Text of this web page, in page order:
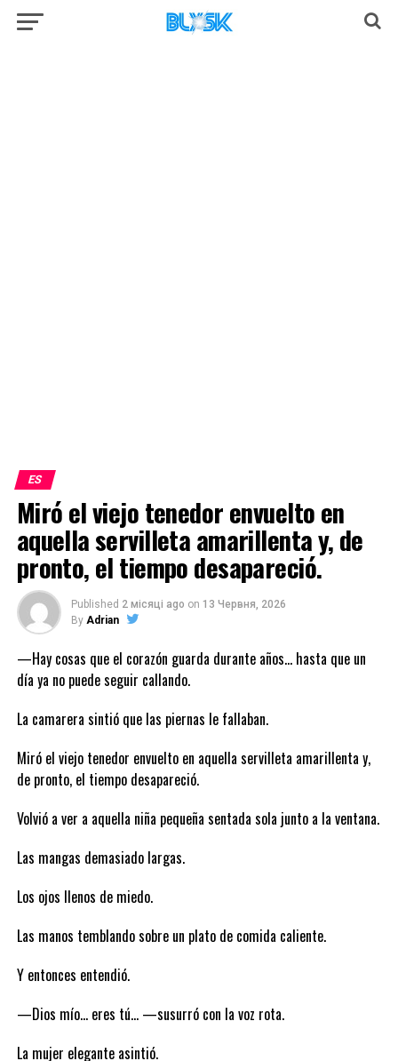
ES
Miró el viejo tenedor envuelto en
aquella servilleta amarillenta y, de
pronto, el tiempo desapareció.
Published 2 місяці ago on 13 Червня, 2026
By Adrian
—Hay cosas que el corazón guarda durante años… hasta que un
día ya no puede seguir callando.
La camarera sintió que las piernas le fallaban.
Miró el viejo tenedor envuelto en aquella servilleta amarillenta y,
de pronto, el tiempo desapareció.
Volvió a ver a aquella niña pequeña sentada sola junto a la ventana.
Las mangas demasiado largas.
Los ojos llenos de miedo.
Las manos temblando sobre un plato de comida caliente.
Y entonces entendió.
—Dios mío… eres tú… —susurró con la voz rota.
La mujer elegante asintió.